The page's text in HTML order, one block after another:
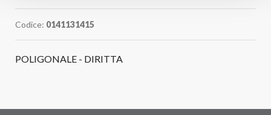
Codice: 0141131415
POLIGONALE - DIRITTA